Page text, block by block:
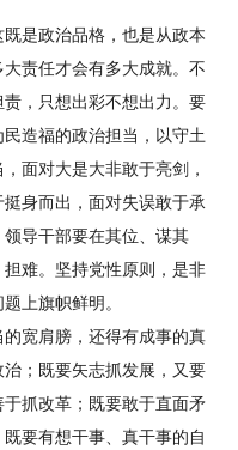
究
合
交
研
生
培
是政治品格，也是从政本
责任才会有多大成就。不
，只想出彩不想出力。要
造福的政治担当，以守土
面对大是大非敢于亮剑，
身而出，面对失误敢于承
导干部要在其位、谋其
难。坚持党性原则，是非
上旗帜鲜明。
宽肩膀，还得有成事的真
；既要矢志抓发展，又要
抓改革；既要敢于直面矛
要有想干事、真干事的自